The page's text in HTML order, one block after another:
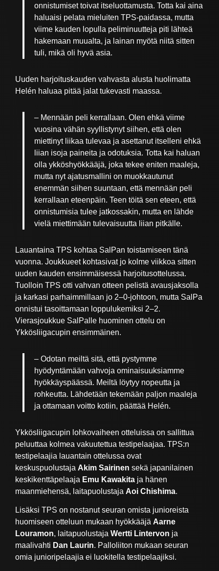
onnistumiset toivat itseluottamusta. Totta kai aina
haluaisi pelata mieluiten TPS-paidassa, mutta
viime kauden lopulla peliminuutteja piti lähteä
hakemaan muualta, ja lainan myötä niitä sitten
tuli, mikä oli hyvä asia.
Uuden harjoituskauden vahvasta alusta huolimatta
Helén haluaa pitää jalat tukevasti maassa.
– Mennään peli kerrallaan. Olen ehkä viime
vuosina vähän syyllistynyt siihen, että olen
miettinyt liikaa tulevaa ja asettanut itselleni ehkä
liian isoja paineita ja odotuksia. Totta kai haluan
olla ykköshyökkääjä, joka tekee eniten maaleja,
mutta nyt ajatusmallini on muokkautunut
enemmän siihen suuntaan, että mennään peli
kerrallaan eteenpäin. Teen töitä sen eteen, että
onnistumisia tulee jatkossakin, mutta en lähde
vielä miettimään tulevaisuutta liian pitkälle.
Lauantaina TPS kohtaa SalPan toistamiseen tänä
vuonna. Joukkueet kohtasivat jo kolme viikkoa sitten
uuden kauden ensimmäisessä harjoitusottelussa.
Tuolloin TPS otti vahvan otteen pelistä avausjaksolla
ja karkasi parhaimmillaan jo 2–0-johtoon, mutta SalPa
onnistui tasoittamaan loppulukemiksi 2–2.
Vierasjoukkue SalPalle huominen ottelu on
Ykkösliigacupin ensimmäinen.
– Odotan meiltä sitä, että pystymme
hyödyntämään vahvoja ominaisuuksiamme
hyökkäyspäässä. Meiltä löytyy nopeutta ja
rohkeutta. Lähdetään tekemään paljon maaleja
ja ottamaan voitto kotiin, päättää Helén.
Ykkösliigacupin lohkovaiheen otteluissa on sallittua
peluuttaa kolmea vakuutettua testipelaajaa. TPS:n
testipelaajia lauantain ottelussa ovat
keskuspuolustaja Akim Sairinen sekä japanilainen
keskikenttäpelaaja Emu Kawakita ja hänen
maanmiehensä, laitapuolustaja Aoi Chishima.
Lisäksi TPS on nostanut seuran omista junioreista
huomiseen otteluun mukaan hyökkääjä Aarne
Louramon, laitapuolustajaWertti Lintervon ja
maalivahti Dan Laurin. Palloliiton mukaan seuran
omia junioripelaajia ei luokitella testipelaajiksi.